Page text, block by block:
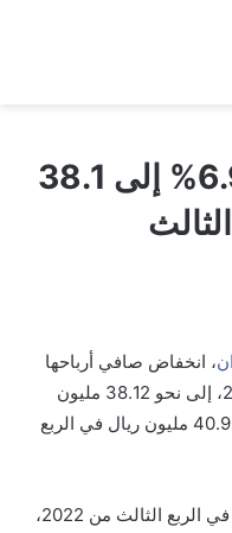
أرباح “بوان” تتراجع 6.9% إلى 38.1
، انخفاض صافي أرباحها
بنسبة 6.87% في الربع الثالث من 2022، إلى نحو 38.12 مليون
ريال، بعد الزكاة والضريبة، مقارنة بنحو 40.9 مليون ريال في الربع
وتراجع صافي ربح “بوان” بنسبة 14.4% في الربع الثالث من 2022،